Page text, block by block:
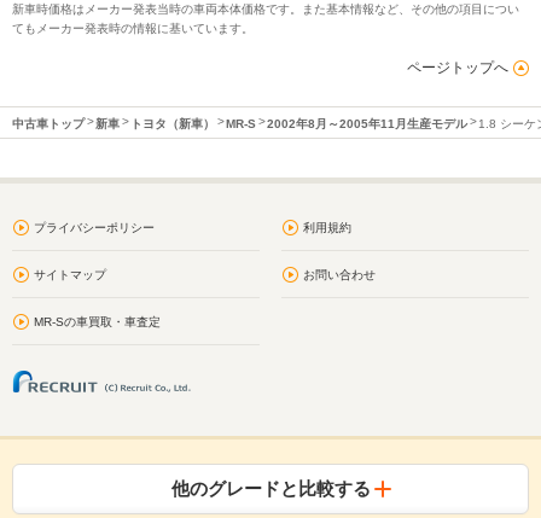
新車時価格はメーカー発表当時の車両本体価格です。また基本情報など、その他の項目につい
てもメーカー発表時の情報に基いています。
ページトップへ
他のグレードと比較する
中古車トップ 新車 トヨタ（新車） MR-S 2002年8月～2005年11月生産モデル 1.8 シーケ
プライバシーポリシー 利用規約
サイトマップ お問い合わせ
MR-Sの車買取・車査定